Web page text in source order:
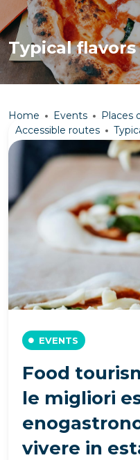
Typical flavors
Home Events Places
Accessible routes
EVENTS
Food
le migliori
vivere in